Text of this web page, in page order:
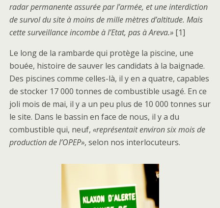
radar permanente assurée par l’armée, et une interdiction
de survol du site à moins de mille mètres d’altitude. Mais
cette surveillance incombe à l’Etat, pas à Areva.» [1]
Le long de la rambarde qui protège la piscine, une
bouée, histoire de sauver les candidats à la baignade.
Des piscines comme celles-là, il y en a quatre, capables
de stocker 17 000 tonnes de combustible usagé. En ce
joli mois de mai, il y a un peu plus de 10 000 tonnes sur
le site. Dans le bassin en face de nous, il y a du
combustible qui, neuf, «représentait environ six mois de
production de l’OPEP», selon nos interlocuteurs.